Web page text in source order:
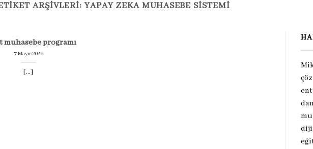
ARŞIVLERI:YAPAY ZEKA MUHASEBE SISTEMI
muhasebe programı
7 Mayıs 2026
[...]